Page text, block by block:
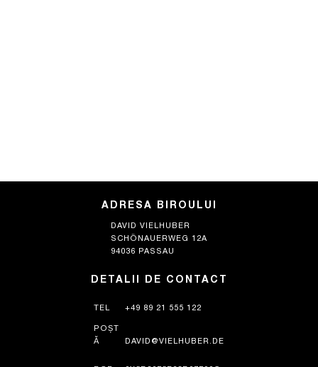
ADRESA BIROULUI
DAVID VIELHUBER
SCHÖNAUERWEG 12A
94036 PASSAU
DETALII DE CONTACT
TEL +49 89 21 555 122
POȘT
Ă
DAVID@VIELHUBER.DE